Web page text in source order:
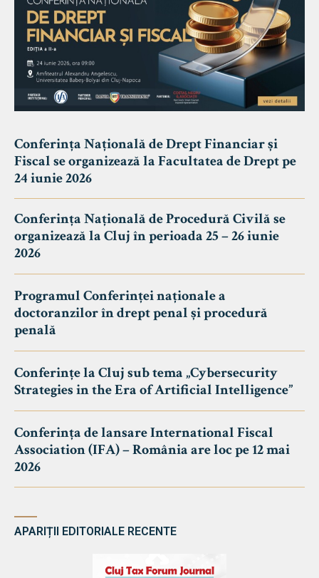
Conferința Națională de Drept Financiar și
Fiscal se organizează la Facultatea de Drept pe
24 iunie 2026
Conferința Națională de Procedură Civilă se
organizează la Cluj în perioada 25 – 26 iunie
2026
Programul Conferinței naționale a
doctoranzilor în drept penal și procedură
penală
Conferințe la Cluj sub tema „Cybersecurity
Strategies in the Era of Artificial Intelligence”
Conferința de lansare International Fiscal
Association (IFA) – România are loc pe 12 mai
2026
APARIȚII EDITORIALE RECENTE